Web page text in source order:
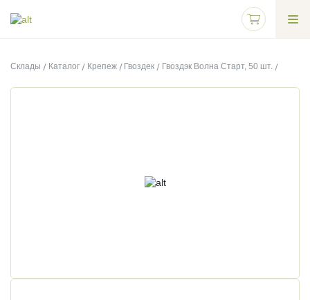
Склады Каталог Крепеж Гвоздек Гвоздэк Волна Старт, 50 шт.